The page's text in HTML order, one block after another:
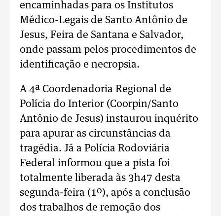
encaminhadas para os Institutos
Médico-Legais de Santo Antônio de
Jesus, Feira de Santana e Salvador,
onde passam pelos procedimentos de
identificação e necropsia.
A 4ª Coordenadoria Regional de
Polícia do Interior (Coorpin/Santo
Antônio de Jesus) instaurou inquérito
para apurar as circunstâncias da
tragédia. Já a Polícia Rodoviária
Federal informou que a pista foi
totalmente liberada às 3h47 desta
segunda-feira (1º), após a conclusão
dos trabalhos de remoção dos